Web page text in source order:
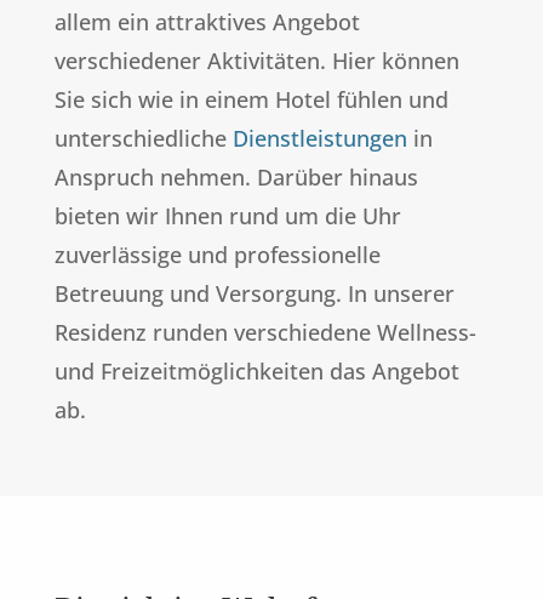
allem ein attraktives Angebot
verschiedener Aktivitäten. Hier können
Sie sich wie in einem Hotel fühlen und
unterschiedliche Dienstleistungen in
Anspruch nehmen. Darüber hinaus
bieten wir Ihnen rund um die Uhr
zuverlässige und professionelle
Betreuung und Versorgung. In unserer
Residenz runden verschiedene Wellness-
und Freizeitmöglichkeiten das Angebot
ab.